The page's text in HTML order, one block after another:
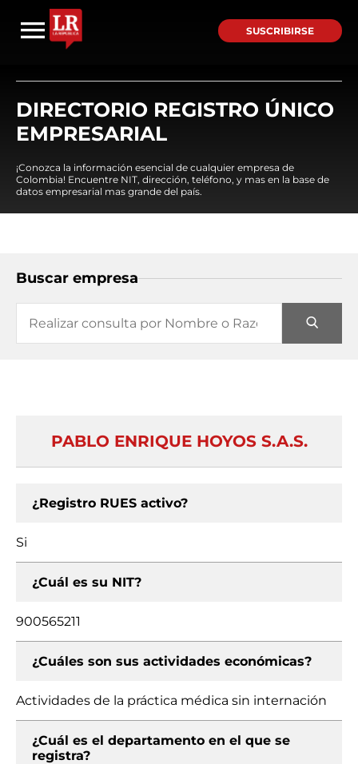
SUSCRIBIRSE
DIRECTORIO REGISTRO ÚNICO
EMPRESARIAL
¡Conozca la información esencial de cualquier empresa de
Colombia! Encuentre NIT, dirección, teléfono, y mas en la base de
datos empresarial mas grande del país.
Buscar empresa
PABLO ENRIQUE HOYOS S.A.S.
¿Registro RUES activo?
Si
¿Cuál es su NIT?
900565211
¿Cuáles son sus actividades económicas?
Actividades de la práctica médica sin internación
¿Cuál es el departamento en el que se
registra?